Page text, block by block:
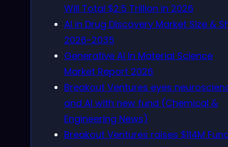
Will Total $2.5 Trillion in 2026
AI in Drug Discovery Market Size &
2026-2035
Generative AI In Material Science
Market Report 2026
Breakout Ventures eyes
and AI with new fund (Chemical &
Engineering News)
Breakout Ventures raises $114M